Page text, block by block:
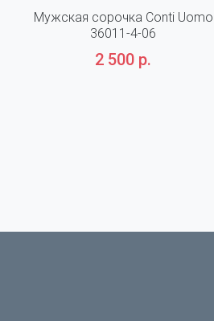
Мужская сорочка Conti Uomo
36011-4-06
2 500 р.